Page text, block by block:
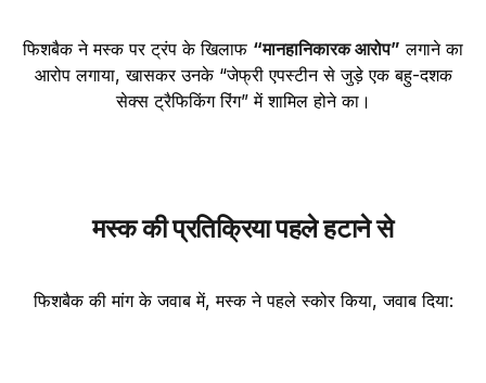
फिशबैक ने मस्क पर ट्रंप के खिलाफ “मानहानिकारक आरोप” लगाने का
आरोप लगाया, खासकर उनके “जेफ्री एपस्टीन से जुड़े एक बहु-दशक
सेक्स ट्रैफिकिंग रिंग” में शामिल होने का।
मस्क की प्रतिक्रिया पहले हटाने से
फिशबैक की मांग के जवाब में, मस्क ने पहले स्कोर किया, जवाब दिया: